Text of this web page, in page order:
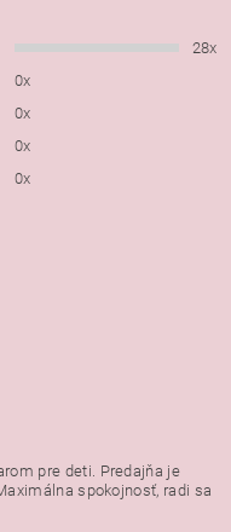
28x
0x
0x
0x
0x
pre deti. Predajňa je
spokojnosť, radi sa